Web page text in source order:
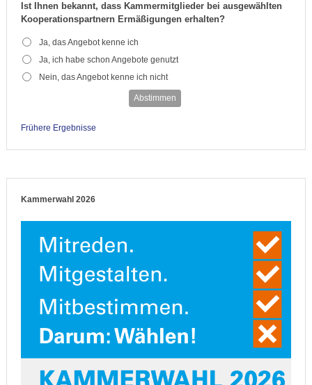
Ist Ihnen bekannt, dass Kammermitglieder bei ausgewählten
Kooperationspartnern Ermäßigungen erhalten?
Ja, das Angebot kenne ich
Ja, ich habe schon Angebote genutzt
Nein, das Angebot kenne ich nicht
Abstimmen
Frühere Ergebnisse
Kammerwahl 2026